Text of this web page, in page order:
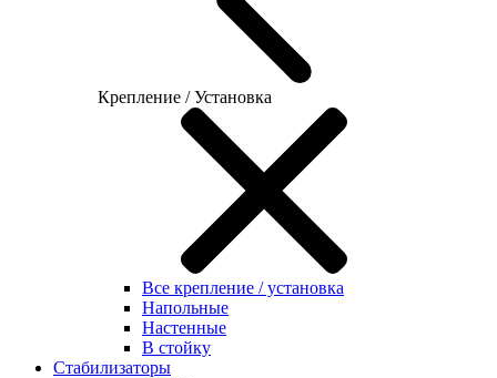
Крепление / Установка
Все крепление / установка
Напольные
Настенные
В стойку
Стабилизаторы